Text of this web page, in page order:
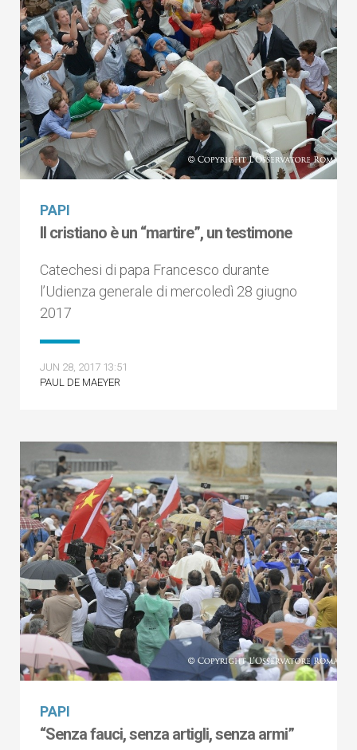
PAPI
Il cristiano è un “martire”, un testimone
Catechesi di papa Francesco durante
l’Udienza generale di mercoledì 28 giugno
2017
JUN 28, 2017 13:51
PAUL DE MAEYER
PAPI
“Senza fauci, senza artigli, senza armi”